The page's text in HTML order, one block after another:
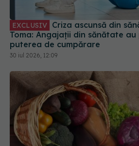
puterea de cumpărare
30 iul 2026, 12:09